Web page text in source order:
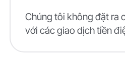
Chúng tôi không đặt ra
với các giao dịch tiền